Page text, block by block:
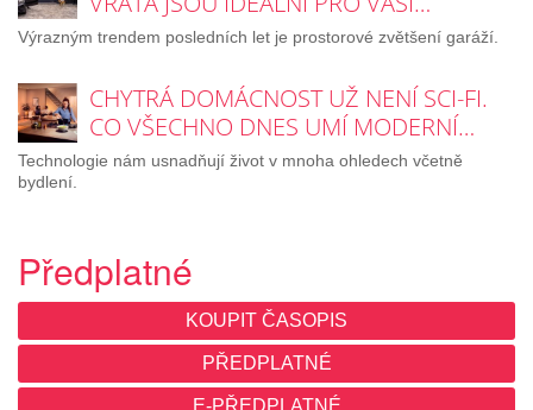
Výrazným trendem posledních let je prostorové zvětšení garáží.
CHYTRÁ DOMÁCNOST UŽ NENÍ SCI-FI.
CO VŠECHNO DNES UMÍ MODERNÍ…
Technologie nám usnadňují život v mnoha ohledech včetně
bydlení.
Předplatné
KOUPIT ČASOPIS
PŘEDPLATNÉ
E-PŘEDPLATNÉ